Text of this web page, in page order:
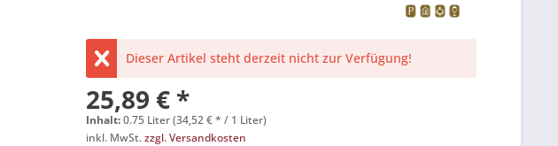
Dieser Artikel steht derzeit nicht zur Verfügung!
25,89 € *
Inhalt:0.75 Liter (34,52 € * / 1 Liter)
inkl. MwSt.zzgl. Versandkosten